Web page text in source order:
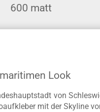
600 matt
Look
von
mit der Skyline